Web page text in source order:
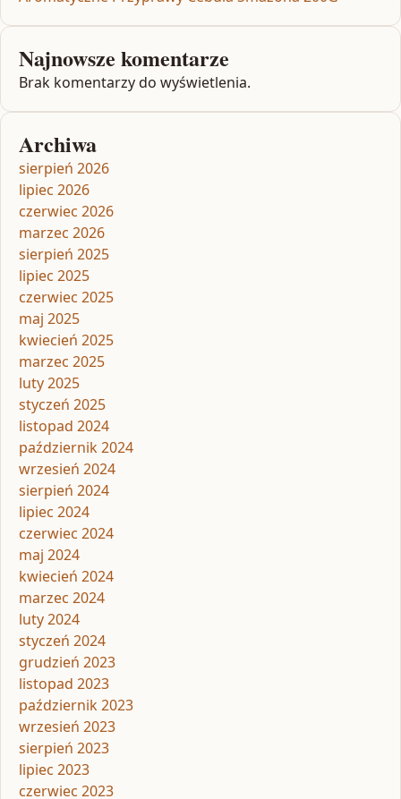
Najnowsze komentarze
Brak komentarzy do wyświetlenia.
Archiwa
sierpień 2026
lipiec 2026
czerwiec 2026
marzec 2026
sierpień 2025
lipiec 2025
czerwiec 2025
maj 2025
kwiecień 2025
marzec 2025
luty 2025
styczeń 2025
listopad 2024
październik 2024
wrzesień 2024
sierpień 2024
lipiec 2024
czerwiec 2024
maj 2024
kwiecień 2024
marzec 2024
luty 2024
styczeń 2024
grudzień 2023
listopad 2023
październik 2023
wrzesień 2023
sierpień 2023
lipiec 2023
czerwiec 2023